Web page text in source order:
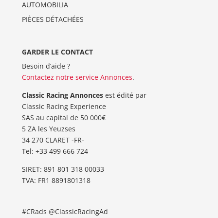
AUTOMOBILIA
PIÈCES DÉTACHÉES
GARDER LE CONTACT
Besoin d’aide ?
Contactez notre service Annonces.
Classic Racing Annoncesest édité par
Classic Racing Experience
SAS au capital de 50 000€
5 ZA les Yeuzses
34 270 CLARET -FR-
Tel: ‭+33 499 666 724‬
SIRET: 891 801 318 00033
TVA: FR1 8891801318
#CRads @ClassicRacingAd